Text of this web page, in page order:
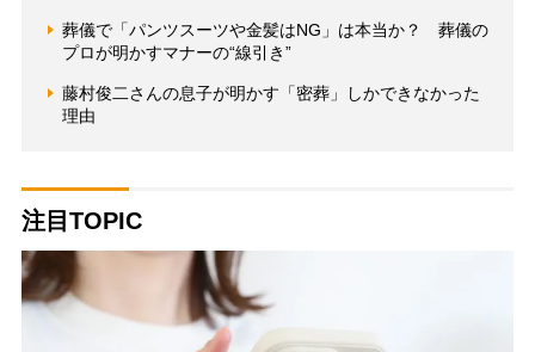
葬儀で「パンツスーツや金髪はNG」は本当か？ 葬儀の
プロが明かすマナーの“線引き”
藤村俊二さんの息子が明かす「密葬」しかできなかった
理由
注目TOPIC